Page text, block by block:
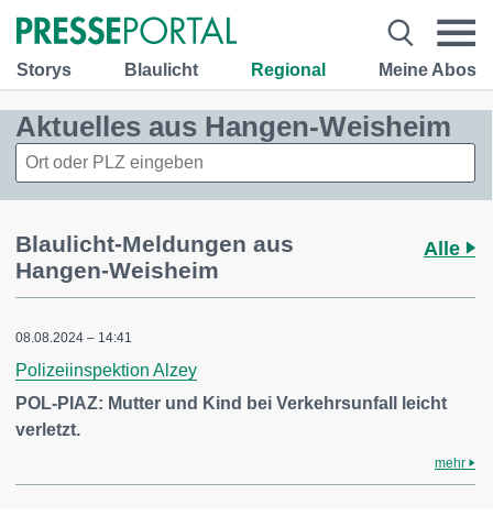
Storys Blaulicht Regional Meine Abos
Aktuelles aus Hangen-Weisheim
Blaulicht-Meldungen aus
Hangen-Weisheim
Alle
08.08.2024 – 14:41
Polizeiinspektion Alzey
POL-PIAZ: Mutter und Kind bei Verkehrsunfall leicht
verletzt.
mehr